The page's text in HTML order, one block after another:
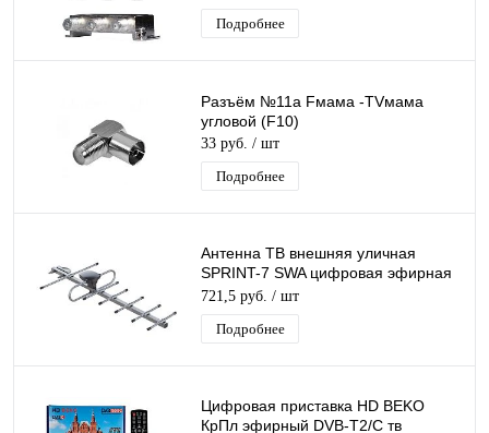
Подробнее
Разъём №11а Fмама -TVмама
угловой (F10)
33 руб. / шт
Подробнее
Антенна ТВ внешняя уличная
SPRINT-7 SWA цифровая эфирная
для DVB-T2 телевидения Рэмо
BAS-1161-SWA
721,5 руб. / шт
Подробнее
Цифровая приставка HD BEKO
КрПл эфирный DVB-T2/C тв